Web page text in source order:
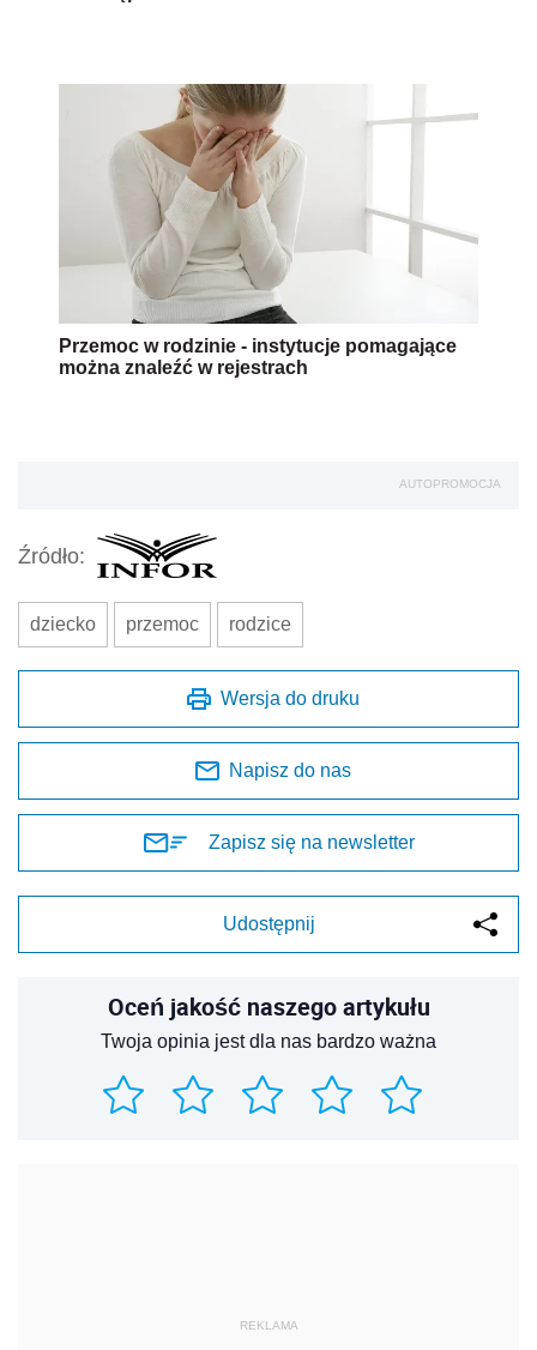
Przemoc w rodzinie - instytucje pomagające
można znaleźć w rejestrach
AUTOPROMOCJA
Źródło:
dziecko przemoc rodzice
Wersja do druku
Napisz do nas
Zapisz się na newsletter
Udostępnij
Oceń jakość naszego artykułu
Twoja opinia jest dla nas bardzo ważna
REKLAMA